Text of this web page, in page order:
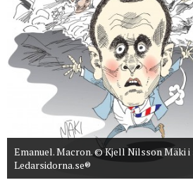
Emanuel. Macron. © Kjell Nilsson Mäki i
Ledarsidorna.se®